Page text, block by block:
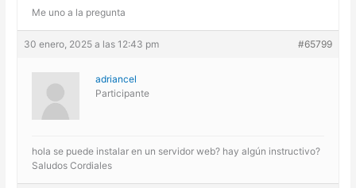
Me uno a la pregunta
30 enero, 2025 a las 12:43 pm #65799
adriancel
Participante
hola se puede instalar en un servidor web? hay algún instructivo?
Saludos Cordiales